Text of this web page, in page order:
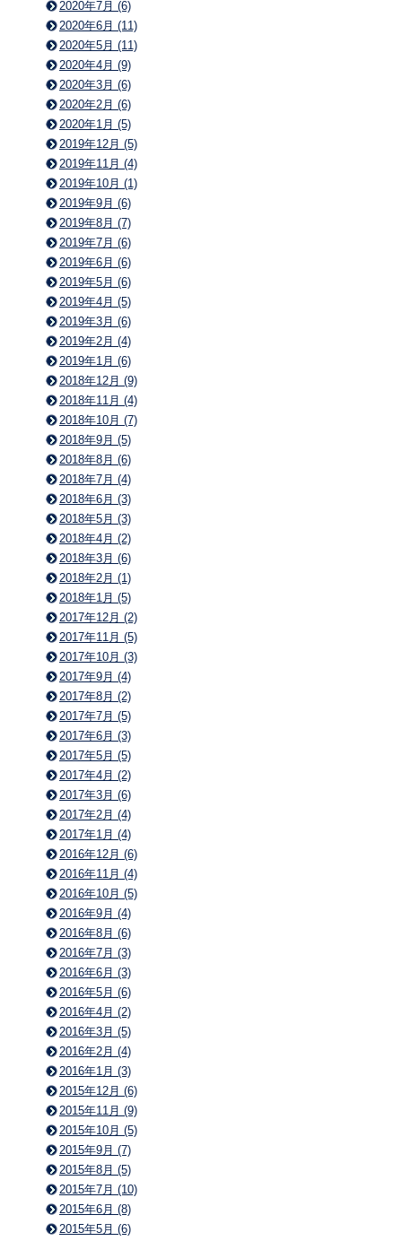
2020年7月 (6)
2020年6月 (11)
2020年5月 (11)
2020年4月 (9)
2020年3月 (6)
2020年2月 (6)
2020年1月 (5)
2019年12月 (5)
2019年11月 (4)
2019年10月 (1)
2019年9月 (6)
2019年8月 (7)
2019年7月 (6)
2019年6月 (6)
2019年5月 (6)
2019年4月 (5)
2019年3月 (6)
2019年2月 (4)
2019年1月 (6)
2018年12月 (9)
2018年11月 (4)
2018年10月 (7)
2018年9月 (5)
2018年8月 (6)
2018年7月 (4)
2018年6月 (3)
2018年5月 (3)
2018年4月 (2)
2018年3月 (6)
2018年2月 (1)
2018年1月 (5)
2017年12月 (2)
2017年11月 (5)
2017年10月 (3)
2017年9月 (4)
2017年8月 (2)
2017年7月 (5)
2017年6月 (3)
2017年5月 (5)
2017年4月 (2)
2017年3月 (6)
2017年2月 (4)
2017年1月 (4)
2016年12月 (6)
2016年11月 (4)
2016年10月 (5)
2016年9月 (4)
2016年8月 (6)
2016年7月 (3)
2016年6月 (3)
2016年5月 (6)
2016年4月 (2)
2016年3月 (5)
2016年2月 (4)
2016年1月 (3)
2015年12月 (6)
2015年11月 (9)
2015年10月 (5)
2015年9月 (7)
2015年8月 (5)
2015年7月 (10)
2015年6月 (8)
2015年5月 (6)